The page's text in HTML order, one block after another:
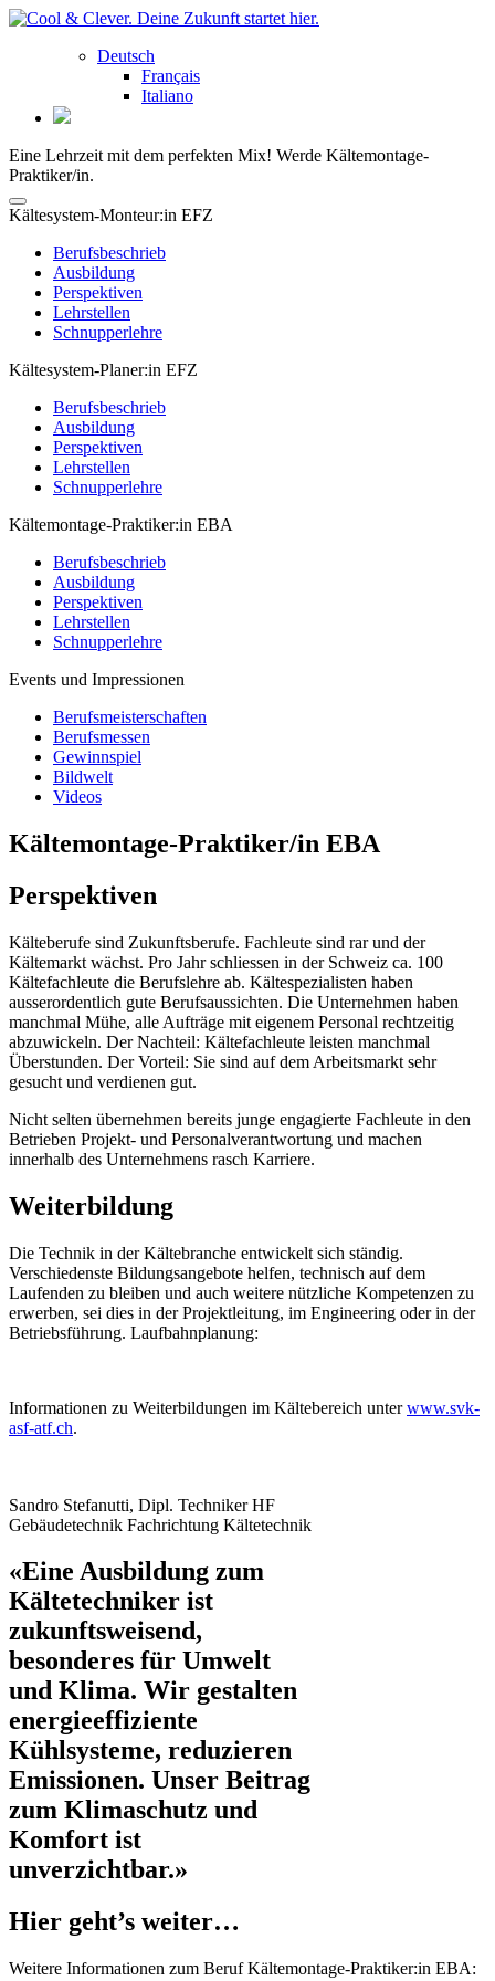
Deutsch
Français
Italiano
Eine Lehrzeit mit dem perfekten Mix! Werde Kältemontage-
Praktiker/in.
Kältesystem-Monteur:in EFZ
Berufsbeschrieb
Ausbildung
Perspektiven
Lehrstellen
Schnupperlehre
Kältesystem-Planer:in EFZ
Berufsbeschrieb
Ausbildung
Perspektiven
Lehrstellen
Schnupperlehre
Kältemontage-Praktiker:in EBA
Berufsbeschrieb
Ausbildung
Perspektiven
Lehrstellen
Schnupperlehre
Events und Impressionen
Berufsmeisterschaften
Berufsmessen
Gewinnspiel
Bildwelt
Videos
Kältemontage-Praktiker/in EBA
Perspektiven
Kälteberufe sind Zukunftsberufe. Fachleute sind rar und der
Kältemarkt wächst. Pro Jahr schliessen in der Schweiz ca. 100
Kältefachleute die Berufslehre ab. Kältespezialisten haben
ausserordentlich gute Berufsaussichten. Die Unternehmen haben
manchmal Mühe, alle Aufträge mit eigenem Personal rechtzeitig
abzuwickeln. Der Nachteil: Kältefachleute leisten manchmal
Überstunden. Der Vorteil: Sie sind auf dem Arbeitsmarkt sehr
gesucht und verdienen gut.
Nicht selten übernehmen bereits junge engagierte Fachleute in den
Betrieben Projekt- und Personalverantwortung und machen
innerhalb des Unternehmens rasch Karriere.
Weiterbildung
Die Technik in der Kältebranche entwickelt sich ständig.
Verschiedenste Bildungsangebote helfen, technisch auf dem
Laufenden zu bleiben und auch weitere nützliche Kompetenzen zu
erwerben, sei dies in der Projektleitung, im Engineering oder in der
Betriebsführung. Laufbahnplanung:
Informationen zu Weiterbildungen im Kältebereich unterwww.svk-
asf-atf.ch.
Sandro Stefanutti, Dipl. Techniker HF
Gebäudetechnik Fachrichtung Kältetechnik
«Eine Ausbildung zum
Kältetechniker ist
zukunftsweisend,
besonderes für Umwelt
und Klima. Wir gestalten
energieeffiziente
Kühlsysteme, reduzieren
Emissionen. Unser Beitrag
zum Klimaschutz und
Komfort ist
unverzichtbar.»
Hier geht’s weiter…
Weitere Informationen zum Beruf Kältemontage-Praktiker:in EBA: